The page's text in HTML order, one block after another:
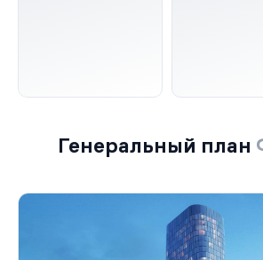
Генеральный план